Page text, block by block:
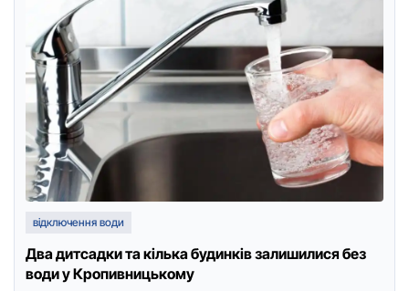
відключення води
Два дитсадки та кілька будинків залишилися без
води у Кропивницькому